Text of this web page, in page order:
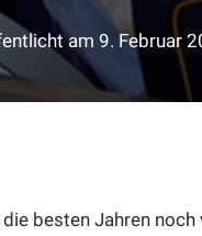
am9. Februar
besten Jahren